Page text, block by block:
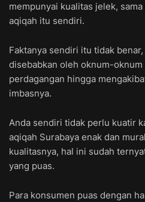
mempunyai kualitas jelek,
aqiqah itu sendiri.
Faktanya sendiri itu tidak
disebabkan oleh oknum-
perdagangan hingga
imbasnya.
Anda sendiri tidak perlu kuatir
aqiqah Surabaya enak dan
kualitasnya, hal ini sudah
yang puas.
Para konsumen puas dengan